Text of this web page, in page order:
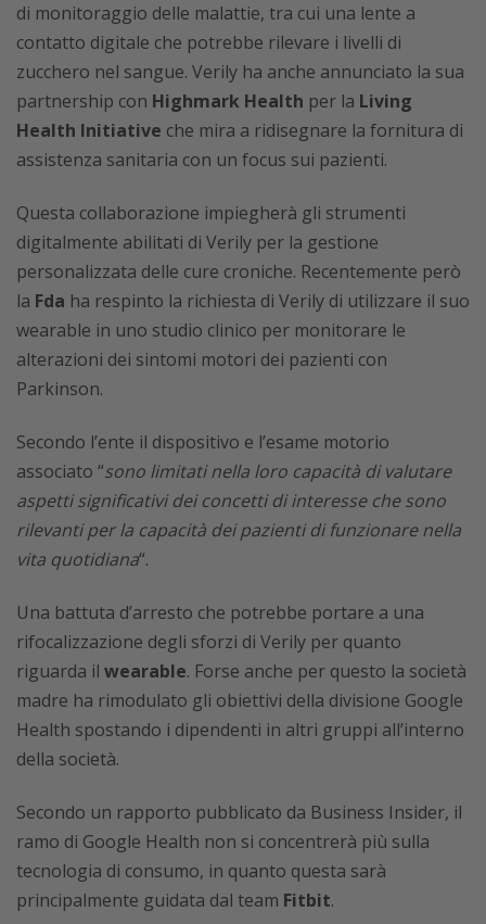
di monitoraggio delle malattie, tra cui una lente a
contatto digitale che potrebbe rilevare i livelli di
zucchero nel sangue. Verily ha anche annunciato la sua
partnership con Highmark Health per la Living
Health Initiative che mira a ridisegnare la fornitura di
assistenza sanitaria con un focus sui pazienti.
Questa collaborazione impiegherà gli strumenti
digitalmente abilitati di Verily per la gestione
personalizzata delle cure croniche. Recentemente però
la Fda ha respinto la richiesta di Verily di utilizzare il suo
wearable in uno studio clinico per monitorare le
alterazioni dei sintomi motori dei pazienti con
Parkinson.
Secondo l’ente il dispositivo e l’esame motorio
associato “sono limitati nella loro capacità di valutare
aspetti significativi dei concetti di interesse che sono
rilevanti per la capacità dei pazienti di funzionare nella
vita quotidiana“.
Una battuta d’arresto che potrebbe portare a una
rifocalizzazione degli sforzi di Verily per quanto
riguarda il wearable. Forse anche per questo la società
madre ha rimodulato gli obiettivi della divisione Google
Health spostando i dipendenti in altri gruppi all’interno
della società.
Secondo un rapporto pubblicato da Business Insider, il
ramo di Google Health non si concentrerà più sulla
tecnologia di consumo, in quanto questa sarà
principalmente guidata dal team Fitbit.